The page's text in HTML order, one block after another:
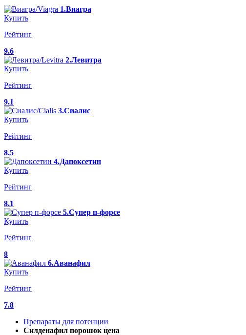
1.Виагра
Купить
Рейтинг
9.6
2.Левитра
Купить
Рейтинг
9.1
3.Сиалис
Купить
Рейтинг
8.5
4.Дапоксетин
Купить
Рейтинг
8.1
5.Супер п-форсе
Купить
Рейтинг
8
6.Аванафил
Купить
Рейтинг
7.8
Препараты для потенции
Силденафил порошок цена